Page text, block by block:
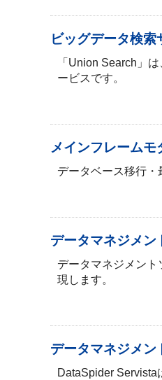
ビッグデータ検
「Union Search」
ービスです。
メインフレーム
データベース移行・
データマネジメン
データマネジメン
現します。
データマネジメ
DataSpider Servista